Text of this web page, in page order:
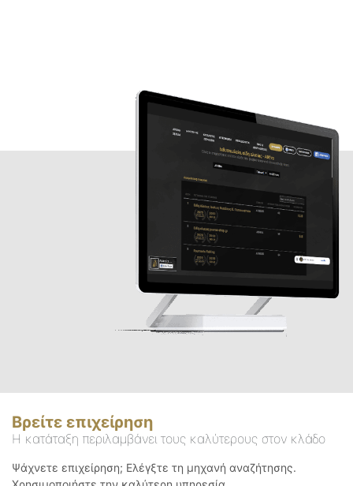
Βρείτε επιχείρηση
Η κατάταξη περιλαμβάνει τους καλύτερους στον κλάδο
Ψάχνετε επιχείρηση; Ελέγξτε τη μηχανή αναζήτησης.